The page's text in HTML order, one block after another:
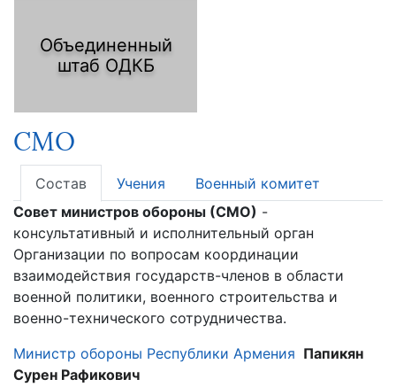
Объединенный
штаб ОДКБ
СМО
Состав Учения
Военный комитет
Совет министров обороны (СМО) -
консультативный и исполнительный орган
Организации по вопросам координации
взаимодействия государств-членов в области
военной политики, военного строительства и
военно-технического сотрудничества.
Министр обороны Республики Армения Папикян
Сурен Рафикович